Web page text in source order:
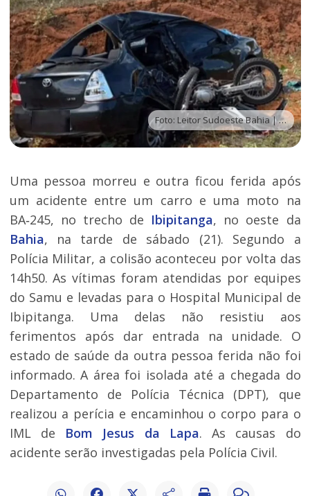
Foto: Leitor Sudoeste Bahia | Via WhatsApp
Uma pessoa morreu e outra ficou ferida após
um acidente entre um carro e uma moto na
BA‑245, no trecho de Ibipitanga, no oeste da
Bahia, na tarde de sábado (21). Segundo a
Polícia Militar, a colisão aconteceu por volta das
14h50. As vítimas foram atendidas por equipes
do Samu e levadas para o Hospital Municipal de
Ibipitanga. Uma delas não resistiu aos
ferimentos após dar entrada na unidade. O
estado de saúde da outra pessoa ferida não foi
informado. A área foi isolada até a chegada do
Departamento de Polícia Técnica (DPT), que
realizou a perícia e encaminhou o corpo para o
IML de Bom Jesus da Lapa. As causas do
acidente serão investigadas pela Polícia Civil.